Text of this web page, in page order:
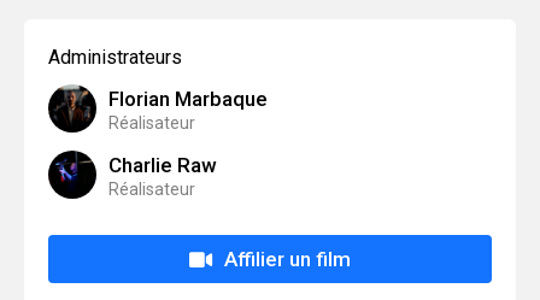
Administrateurs
Florian Marbaque
Réalisateur
Charlie Raw
Réalisateur
Affilier un film